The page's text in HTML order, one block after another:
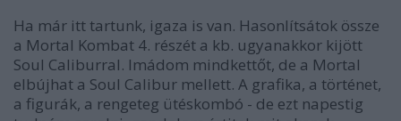
Ha már itt tartunk, igaza is van. Hasonlítsátok össze
a Mortal Kombat 4. részét a kb. ugyanakkor kijött
Soul Caliburral. Imádom mindkettőt, de a Mortal
elbújhat a Soul Calibur mellett. A grafika, a történet,
a figurák, a rengeteg ütéskombó - de ezt napestig